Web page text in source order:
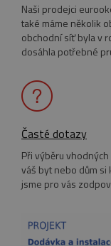
Naši prodejci
také máme několik
obchodní síť byla v
dosáhla potřebné
Časté dotazy
Při výběru
váš byt nebo dům si
jsme pro vás